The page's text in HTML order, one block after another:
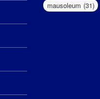
mausoleum (31)